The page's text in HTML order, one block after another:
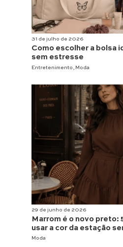
31 de julho de 2026
Como escolher a bolsa
sem estresse
Entretenimento Moda
29 de junho de 2026
Marrom é o novo preto:
usar a cor da estação
Moda